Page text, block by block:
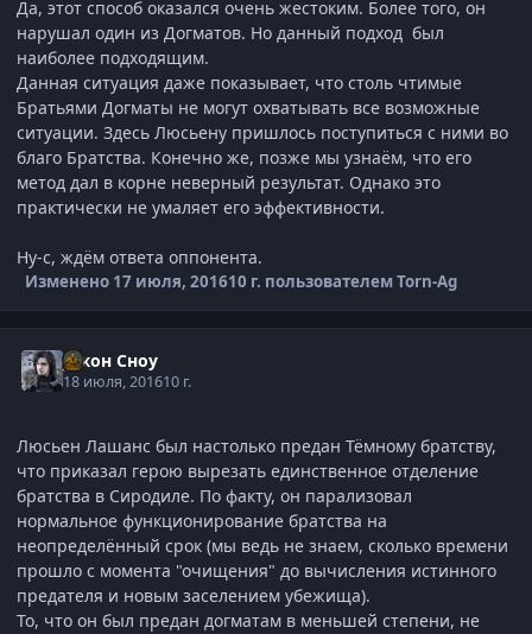
Да, этот способ оказался очень жестоким. Более того, он
нарушал один из Догматов. Но данный подход был
наиболее подходящим.
Данная ситуация даже показывает, что столь чтимые
Братьями Догматы не могут охватывать все возможные
ситуации. Здесь Люсьену пришлось поступиться с ними во
благо Братства. Конечно же, позже мы узнаём, что его
метод дал в корне неверный результат. Однако это
практически не умаляет его эффективности.
Ну-с, ждём ответа оппонента.
Изменено 17 июля, 201610 г. пользователем Torn-Ag
Джон Сноу
18 июля, 201610 г.
Люсьен Лашанс был настолько предан Тёмному братству,
что приказал герою вырезать единственное отделение
братства в Сиродиле. По факту, он парализовал
нормальное функционирование братства на
неопределённый срок (мы ведь не знаем, сколько времени
прошло с момента "очищения" до вычисления истинного
предателя и новым заселением убежища).
То, что он был предан догматам в меньшей степени, не